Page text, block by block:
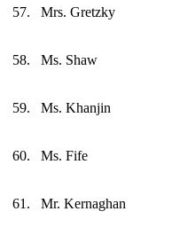
57. Mrs. Gretzky
58. Ms. Shaw
59. Ms. Khanjin
60. Ms. Fife
61. Mr. Kernaghan